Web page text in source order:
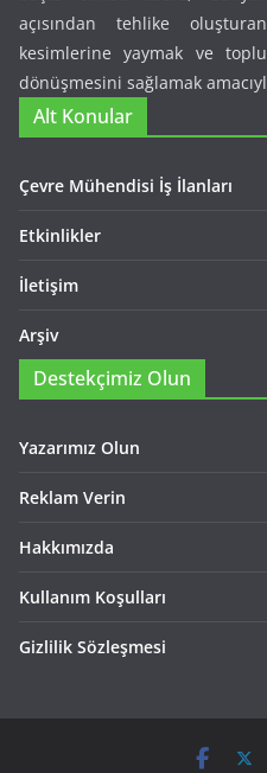
açısından tehlike
kesimlerine yaymak ve
dönüşmesini sağlamak
Alt Konular
Çevre Mühendisi İş İlanları
Etkinlikler
İletişim
Arşiv
Destekçimiz Olun
Yazarımız Olun
Reklam Verin
Hakkımızda
Kullanım Koşulları
Gizlilik Sözleşmesi